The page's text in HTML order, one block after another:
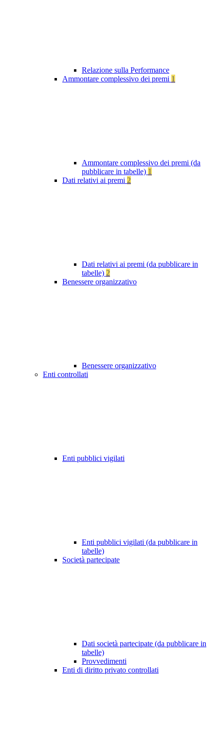
Relazione sulla Performance
Ammontare complessivo dei premi 1
Ammontare complessivo dei premi (da
pubblicare in tabelle) 1
Dati relativi ai premi 2
Dati relativi ai premi (da pubblicare in
tabelle) 2
Benessere organizzativo
Benessere organizzativo
Enti controllati
Enti pubblici vigilati
Enti pubblici vigilati (da pubblicare in
tabelle)
Società partecipate
Dati società partecipate (da pubblicare in
tabelle)
Provvedimenti
Enti di diritto privato controllati